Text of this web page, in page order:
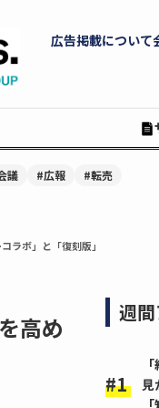
広告掲載について
議 #広報 #転売
ラボ」と「復刻版」
高め
週
見